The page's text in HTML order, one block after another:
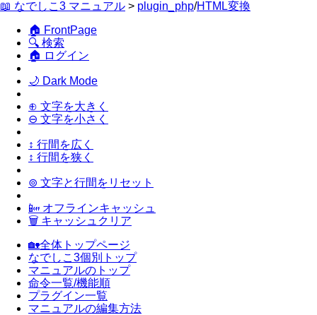
📖 なでしこ3 マニュアル > plugin_php/HTML変換
🏠 FrontPage
🔍 検索
🏠 ログイン
🌙 Dark Mode
⊕ 文字を大きく
⊖ 文字を小さく
↕ 行間を広く
↕ 行間を狭く
⊚ 文字と行間をリセット
📴 オフラインキャッシュ
🗑 キャッシュクリア
🏡全体トップページ
なでしこ3個別トップ
マニュアルのトップ
命令一覧/機能順
プラグイン一覧
マニュアルの編集方法